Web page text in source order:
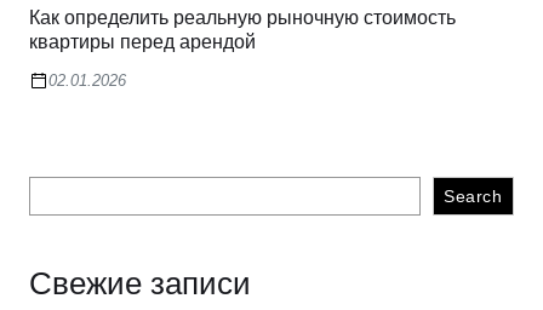
Как определить реальную рыночную стоимость
квартиры перед арендой
02.01.2026
Search
Свежие записи